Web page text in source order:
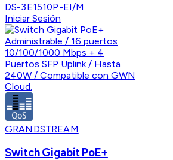
DS-3E1510P-EI/M
Iniciar Sesión
GRANDSTREAM
Switch Gigabit PoE+